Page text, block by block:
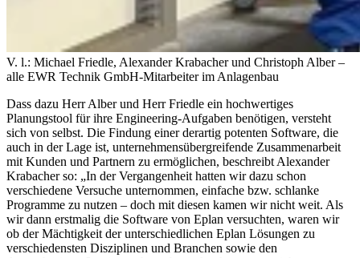
V. l.: Michael Friedle, Alexander Krabacher und Christoph Alber –
alle EWR Technik GmbH-Mitarbeiter im Anlagenbau
Dass dazu Herr Alber und Herr Friedle ein hochwertiges
Planungstool für ihre Engineering-Aufgaben benötigen, versteht
sich von selbst. Die Findung einer derartig potenten Software, die
auch in der Lage ist, unternehmensübergreifende Zusammenarbeit
mit Kunden und Partnern zu ermöglichen, beschreibt Alexander
Krabacher so: „In der Vergangenheit hatten wir dazu schon
verschiedene Versuche unternommen, einfache bzw. schlanke
Programme zu nutzen – doch mit diesen kamen wir nicht weit. Als
wir dann erstmalig die Software von Eplan versuchten, waren wir
ob der Mächtigkeit der unterschiedlichen Eplan Lösungen zu
verschiedensten Disziplinen und Branchen sowie den